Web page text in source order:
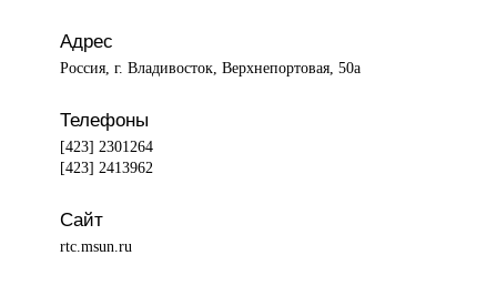
Адрес
Россия, г. Владивосток, Верхнепортовая, 50а
Телефоны
[423] 2301264
[423] 2413962
Сайт
rtc.msun.ru